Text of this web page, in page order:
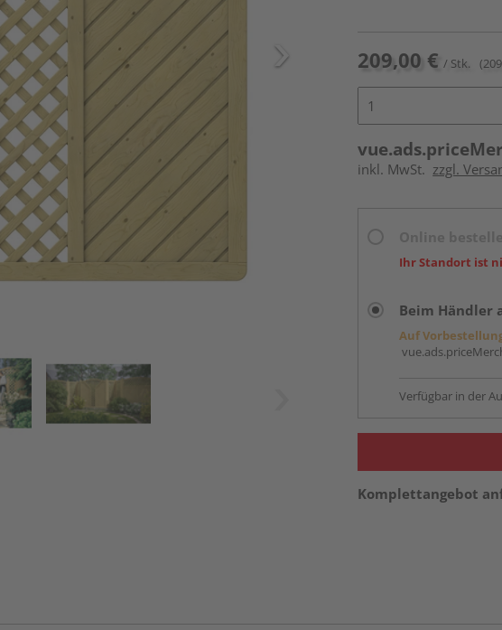
209,00 € / Stk.
inkl. MwSt. zzgl.
Ihr Standort ist
Beim Händler
Auf
Verfügbar in der
Komplettangebot